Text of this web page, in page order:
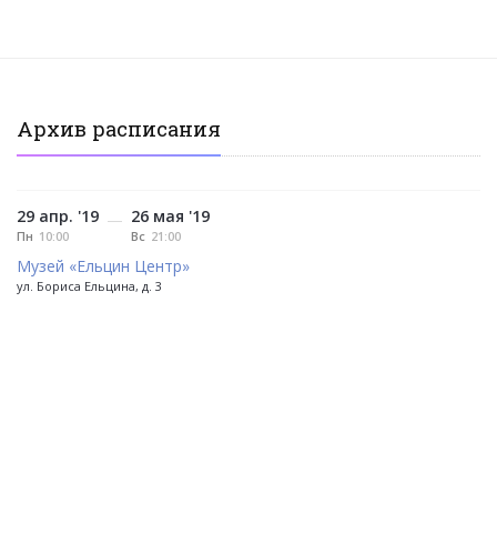
Архив расписания
29 апр. '19
Пн 10:00
— 26 мая '19
Вс 21:00
Музей «Ельцин Центр»
ул. Бориса Ельцина, д. 3